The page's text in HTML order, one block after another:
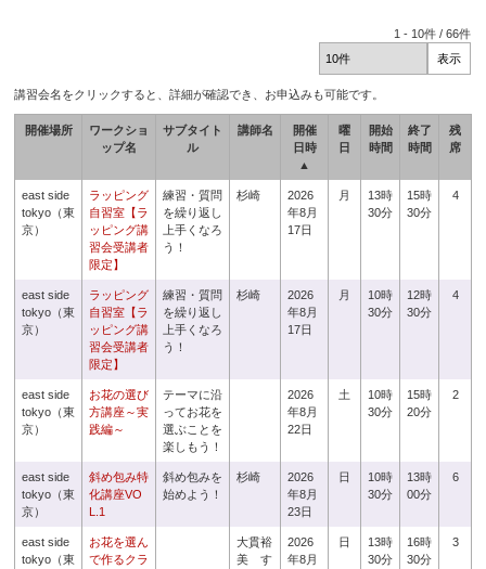
1 - 10件 /66件
講習会名をクリックすると、詳細が確認でき、お申込みも可能です。
開催場所
ワークショ
ップ名
サブタイト
ル
講師名
開催
日時
▲
曜
日
開始
時間
終了
時間
残
席
east side
tokyo（東
京）
ラッピング
自習室【ラ
ッピング講
習会受講者
限定】
練習・質問
を繰り返し
上手くなろ
う！
杉崎
2026
年8月
17日
月
13時
30分
15時
30分
4
east side
tokyo（東
京）
ラッピング
自習室【ラ
ッピング講
習会受講者
限定】
練習・質問
を繰り返し
上手くなろ
う！
杉崎
2026
年8月
17日
月
10時
30分
12時
30分
4
east side
tokyo（東
京）
お花の選び
方講座～実
践編～
テーマに沿
ってお花を
選ぶことを
楽しもう！
2026
年8月
22日
土
10時
30分
15時
20分
2
east side
tokyo（東
京）
斜め包み特
化講座VO
L.1
斜め包みを
始めよう！
杉崎
2026
年8月
23日
日
10時
30分
13時
00分
6
east side
tokyo（東
お花を選ん
で作るクラ
大貫裕
美 す
2026
年8月
日
13時
30分
16時
30分
3